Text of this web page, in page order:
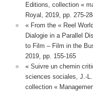
Editions, collection «
Royal, 2019, pp. 275-
« From the « Reel
Dialogie in a Parallel
to Film – Film in the
2019, pp. 155-165
« Suivre un chemin
sciences sociales, J.-
collection «